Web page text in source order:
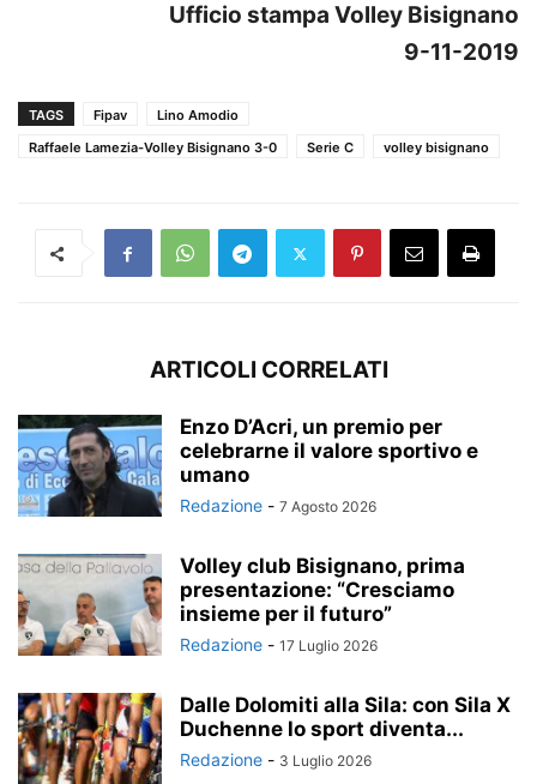
Ufficio stampa Volley Bisignano
9-11-2019
TAGS Fipav
Lino Amodio
Raffaele Lamezia-Volley Bisignano 3-0
Serie C volley bisignano
ARTICOLI CORRELATI
Enzo D’Acri, un premio per
celebrarne il valore sportivo e
umano
Redazione - 7 Agosto 2026
Volley club Bisignano, prima
presentazione: “Cresciamo
insieme per il futuro”
Redazione - 17 Luglio 2026
Dalle Dolomiti alla Sila: con Sila X
Duchenne lo sport diventa...
Redazione - 3 Luglio 2026